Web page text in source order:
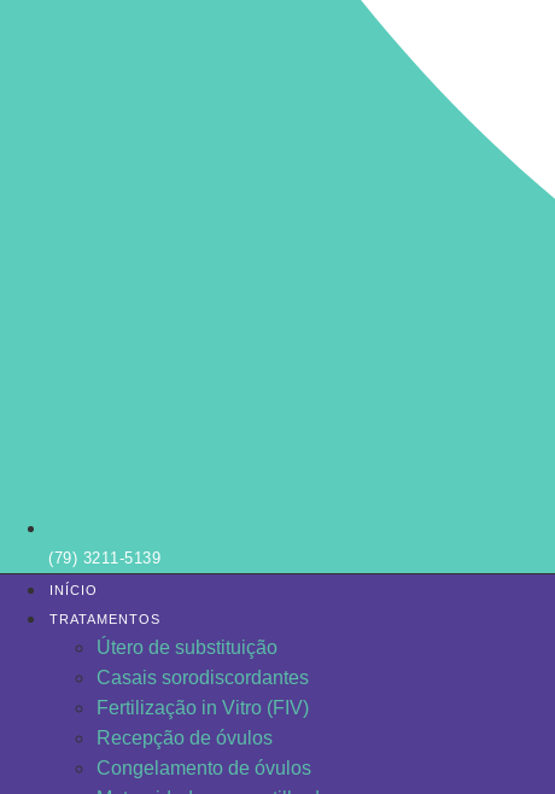
(79) 3211-5139
INÍCIO
TRATAMENTOS
Útero de substituição
Casais sorodiscordantes
Fertilização in Vitro (FIV)
Recepção de óvulos
Congelamento de óvulos